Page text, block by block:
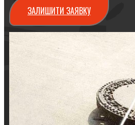
ЗАЛИШИТИ ЗАЯВКУ